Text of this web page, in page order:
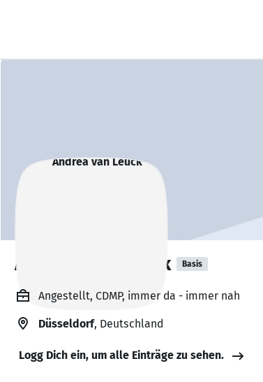
Andrea van Leuck Basis
Angestellt, CDMP, immer da - immer nah
Düsseldorf, Deutschland
Logg Dich ein, um alle Einträge zu sehen.